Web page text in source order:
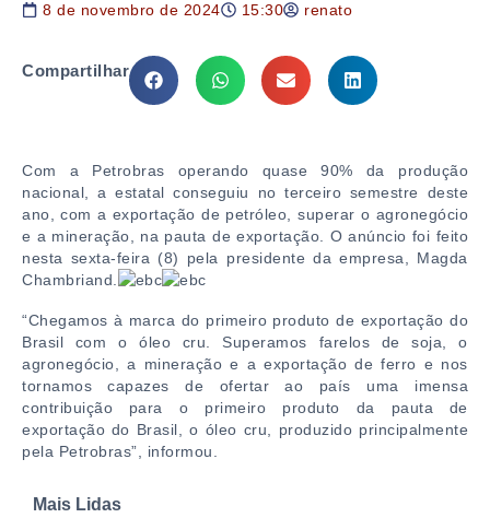
8 de novembro de 2024 15:30 renato
Compartilhar
Com a Petrobras operando quase 90% da produção
nacional, a estatal conseguiu no terceiro semestre deste
ano, com a exportação de petróleo, superar o agronegócio
e a mineração, na pauta de exportação. O anúncio foi feito
nesta sexta-feira (8) pela presidente da empresa, Magda
Chambriand.
“Chegamos à marca do primeiro produto de exportação do
Brasil com o óleo cru. Superamos farelos de soja, o
agronegócio, a mineração e a exportação de ferro e nos
tornamos capazes de ofertar ao país uma imensa
contribuição para o primeiro produto da pauta de
exportação do Brasil, o óleo cru, produzido principalmente
pela Petrobras”, informou.
Mais Lidas